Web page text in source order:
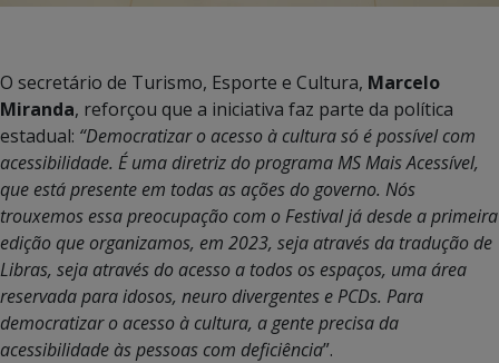
O secretário de Turismo, Esporte e Cultura, Marcelo
Miranda, reforçou que a iniciativa faz parte da política
estadual: “Democratizar o acesso à cultura só é possível com
acessibilidade. É uma diretriz do programa MS Mais Acessível,
que está presente em todas as ações do governo. Nós
trouxemos essa preocupação com o Festival já desde a primeira
edição que organizamos, em 2023, seja através da tradução de
Libras, seja através do acesso a todos os espaços, uma área
reservada para idosos, neuro divergentes e PCDs. Para
democratizar o acesso à cultura, a gente precisa da
acessibilidade às pessoas com deficiência”.